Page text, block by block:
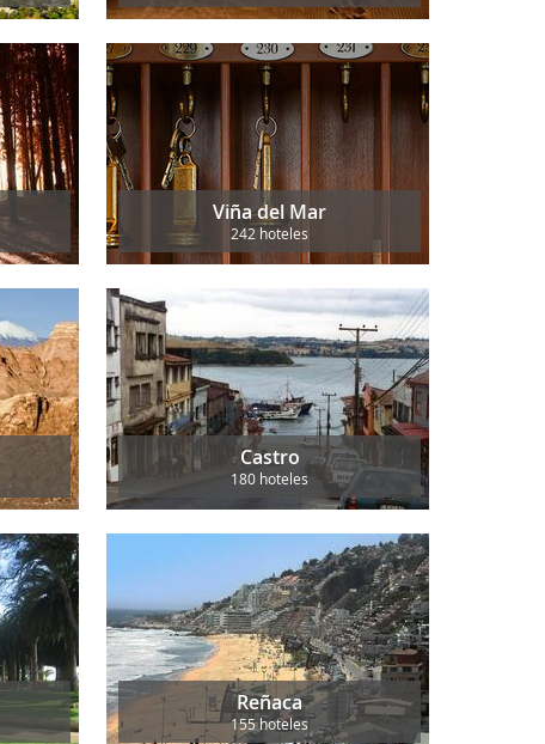
Viña del Mar
242 hoteles
Castro
180 hoteles
Reñaca
155 hoteles